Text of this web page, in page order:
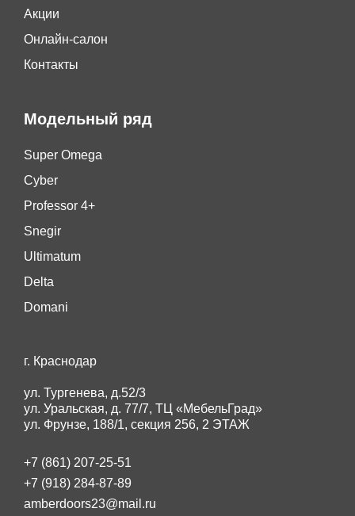
Акции
Онлайн-салон
Контакты
Модельный ряд
Super Omega
Cyber
Professor 4+
Snegir
Ultimatum
Delta
Domani
г. Краснодар
ул. Тургенева, д.52/3
ул. Уральская, д. 77/7, ТЦ «МебельГрад»
ул. Фрунзе, 188/1, секция 256, 2 ЭТАЖ
+7 (861) 207-25-51
+7 (918) 284-87-89
amberdoors23@mail.ru